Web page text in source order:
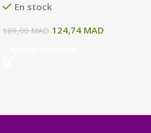
En stock
189,00MAD 124,74 MAD